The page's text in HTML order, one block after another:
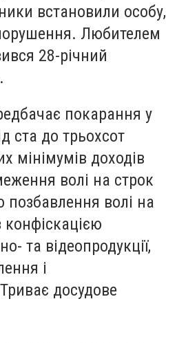
встановили особу,
Любителем
28-річний
покарання у
ста до трьохсот
мінімумів доходів
волі на строк
позбавлення волі на
та відеопродукції,
і
досудове